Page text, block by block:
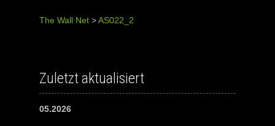
The Wall Net >AS022_2
Zuletzt aktualisiert
05.2026